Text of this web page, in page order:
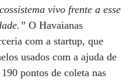
vivo frente a esse
O Havaianas
com a startup, que
usados com a ajuda de
pontos de coleta nas